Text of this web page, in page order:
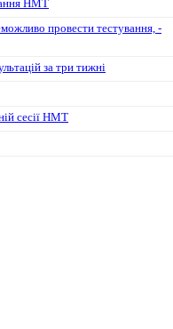
НМТ
провести тестування, -
за три тижні
сесії НМТ